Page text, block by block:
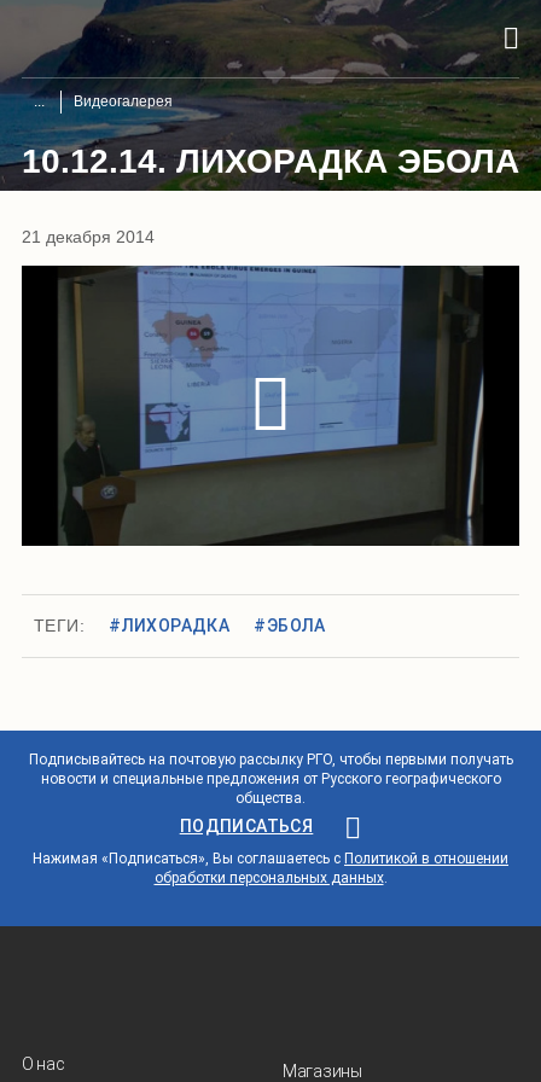
Видеогалерея
10.12.14. ЛИХОРАДКА ЭБОЛА
21 декабря 2014
ТЕГИ: #ЛИХОРАДКА #ЭБОЛА
Подписывайтесь на почтовую рассылку РГО, чтобы первыми получать
новости и специальные предложения от Русского географического
общества.
ПОДПИСАТЬСЯ
Нажимая «Подписаться», Вы соглашаетесь с Политикой в отношении
обработки персональных данных.
О нас Магазины